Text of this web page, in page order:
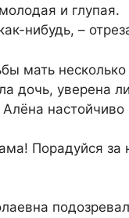
и глупая.
нибудь, –
мать несколько
дочь, уверена
настойчиво
Порадуйся за